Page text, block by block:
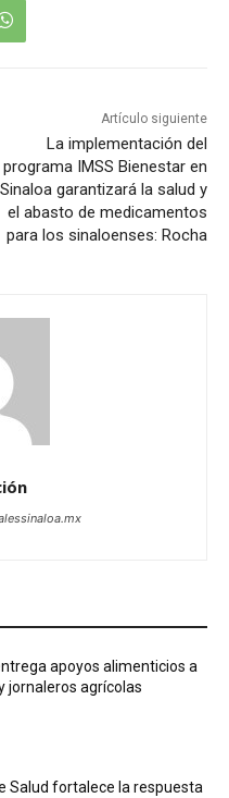
Artículo siguiente
La implementación del
programa IMSS Bienestar en
Sinaloa garantizará la salud y
el abasto de medicamentos
para los sinaloenses: Rocha
apoyos alimenticios a
jornaleros agrícolas
Salud fortalece la respuesta